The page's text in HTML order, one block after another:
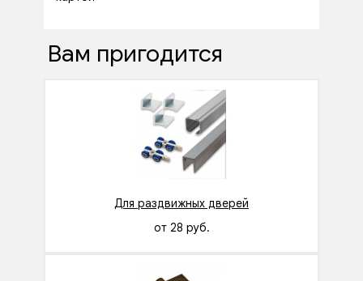
Вам пригодится
Для раздвижных дверей
от 28 руб.